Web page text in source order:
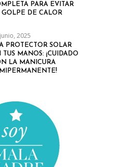
PARA EVITAR
GOLPE DE CALOR
2025
PROTECTOR SOLAR
TUS MANOS: ¡CUIDADO
LA MANICURA